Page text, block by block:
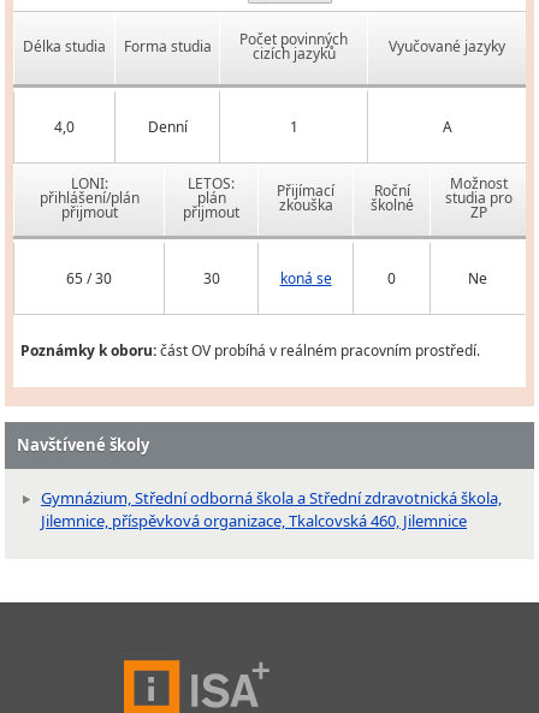
Délka studia Forma studia Počet povinných
cizích jazyků Vyučované jazyky
4,0 Denní 1 A
LONI:
přihlášení/plán
přijmout
LETOS:
plán
přijmout
Přijímací
zkouška
Roční
školné
Možnost
studia pro
ZP
65 / 30 30 koná se 0 Ne
Poznámky k oboru:část OV probíhá v reálném pracovním prostředí.
Navštívené školy
Gymnázium, Střední odborná škola a Střední zdravotnická škola,
Jilemnice, příspěvková organizace, Tkalcovská 460, Jilemnice